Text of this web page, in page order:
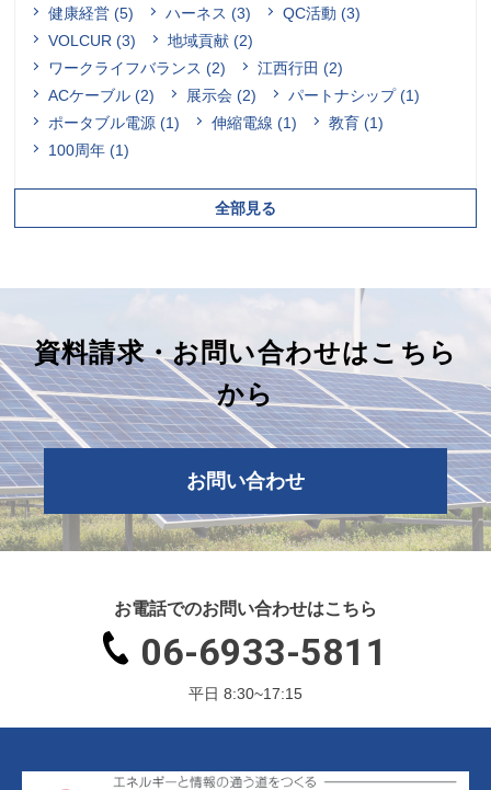
健康経営 (5) ハーネス (3)
QC活動 (3)
VOLCUR (3)
地域貢献 (2)
ワークライフバランス (2)
江西行田 (2)
ACケーブル (2)
展示会 (2)
パートナシップ (1)
ポータブル電源 (1)
伸縮電線 (1)
教育 (1)
100周年 (1)
全部見る
資料請求・お問い合わせはこちら
から
お問い合わせ
お電話でのお問い合わせはこちら
06-6933-5811
平日 8:30~17:15